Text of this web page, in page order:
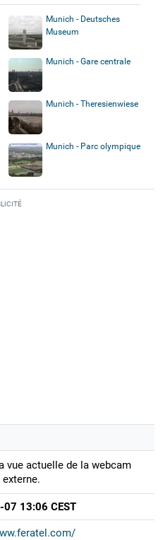
Munich - Deutsches
Museum
Munich - Gare centrale
Munich - Theresienwiese
Munich - Parc olympique
vue actuelle de la webcam
13:06 CEST